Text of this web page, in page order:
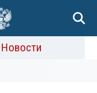
Новости